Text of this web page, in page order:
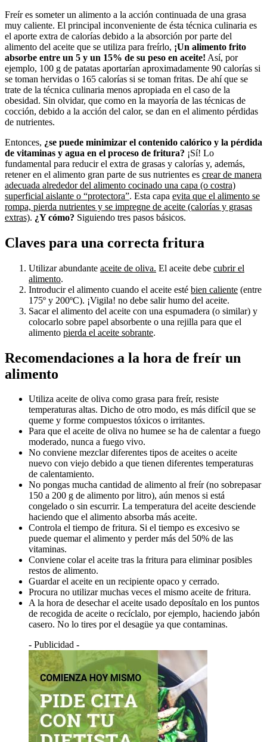
Freír es someter un alimento a la acción continuada de una grasa
muy caliente. El principal inconveniente de ésta técnica culinaria es
el aporte extra de calorías debido a la absorción por parte del
alimento del aceite que se utiliza para freírlo, ¡Un alimento frito
absorbe entre un 5 y un 15% de su peso en aceite! Así, por
ejemplo, 100 g de patatas aportarían aproximadamente 90 calorías si
se toman hervidas o 165 calorías si se toman fritas. De ahí que se
trate de la técnica culinaria menos apropiada en el caso de la
obesidad. Sin olvidar, que como en la mayoría de las técnicas de
cocción, debido a la acción del calor, se dan en el alimento pérdidas
de nutrientes.
Entonces, ¿se puede minimizar el contenido calórico y la pérdida
de vitaminas y agua en el proceso de fritura? ¡Sí! Lo
fundamental para reducir el extra de grasas y calorías y, además,
retener en el alimento gran parte de sus nutrientes es crear de manera
adecuada alrededor del alimento cocinado una capa (o costra)
superficial aislante o “protectora”. Esta capa evita que el alimento se
rompa, pierda nutrientes y se impregne de aceite (calorías y grasas
extras). ¿Y cómo? Siguiendo tres pasos básicos.
Claves para una correcta fritura
Utilizar abundante aceite de oliva. El aceite debe cubrir el
alimento.
Introducir el alimento cuando el aceite esté bien caliente (entre
175º y 200ºC). ¡Vigila! no debe salir humo del aceite.
Sacar el alimento del aceite con una espumadera (o similar) y
colocarlo sobre papel absorbente o una rejilla para que el
alimento pierda el aceite sobrante.
Recomendaciones a la hora de freír un
alimento
Utiliza aceite de oliva como grasa para freír, resiste
temperaturas altas. Dicho de otro modo, es más difícil que se
queme y forme compuestos tóxicos o irritantes.
Para que el aceite de oliva no humee se ha de calentar a fuego
moderado, nunca a fuego vivo.
No conviene mezclar diferentes tipos de aceites o aceite
nuevo con viejo debido a que tienen diferentes temperaturas
de calentamiento.
No pongas mucha cantidad de alimento al freír (no sobrepasar
150 a 200 g de alimento por litro), aún menos si está
congelado o sin escurrir. La temperatura del aceite desciende
haciendo que el alimento absorba más aceite.
Controla el tiempo de fritura. Si el tiempo es excesivo se
puede quemar el alimento y perder más del 50% de las
vitaminas.
Conviene colar el aceite tras la fritura para eliminar posibles
restos de alimento.
Guardar el aceite en un recipiente opaco y cerrado.
Procura no utilizar muchas veces el mismo aceite de fritura.
A la hora de desechar el aceite usado deposítalo en los puntos
de recogida de aceite o recíclalo, por ejemplo, haciendo jabón
casero. No lo tires por el desagüe ya que contaminas.
- Publicidad -